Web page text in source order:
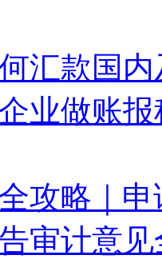
汇款国
业做账
攻略｜
审计意